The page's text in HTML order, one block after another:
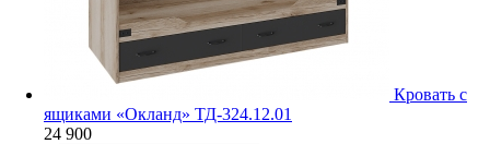
Кровать с
ящиками «Окланд» ТД-324.12.01
24 900